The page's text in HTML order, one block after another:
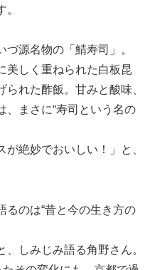
源名物の「鯖寿司」。
美しく重ねられた白板昆
れた酢飯。甘みと酸味、
、まさに“寿司という名の
が絶妙でおいしい！」と、
るのは“昔と今の生き方の
しみじみ語る角野さん。